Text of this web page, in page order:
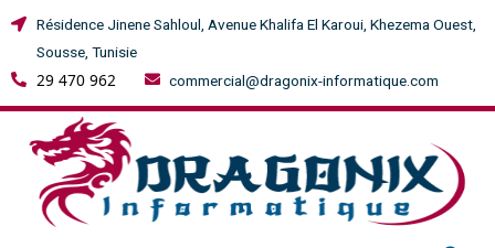
Résidence Jinene Sahloul, Avenue Khalifa El Karoui, Khezema Ouest,
Sousse, Tunisie
29 470 962 commercial@dragonix-informatique.com